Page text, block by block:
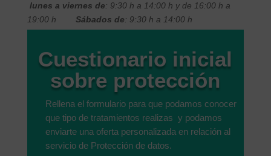
lunes a viernes de: 9:30 h a 14:00 h y de 16:00 h a
19:00 h Sábados de: 9:30 h a 14:00 h
Cuestionario inicial
sobre protección
Rellena el formulario para que podamos conocer
que tipo de tratamientos realizas y podamos
enviarte una oferta personalizada en relación al
servicio de Protección de datos.